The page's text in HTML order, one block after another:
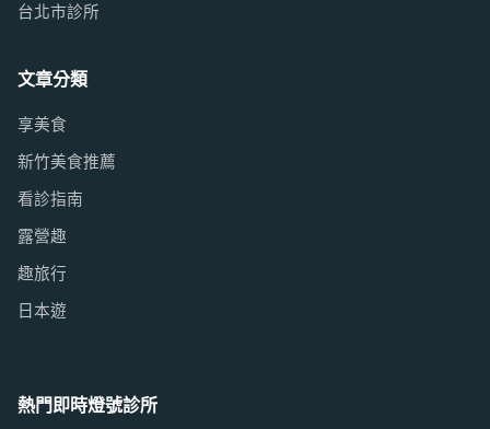
台北市診所
文章分類
享美食
新竹美食推薦
看診指南
露營趣
趣旅行
日本遊
熱門即時燈號診所